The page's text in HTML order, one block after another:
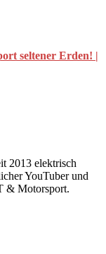
seltener Erden! |
2013 elektrisch
YouTuber und
& Motorsport.